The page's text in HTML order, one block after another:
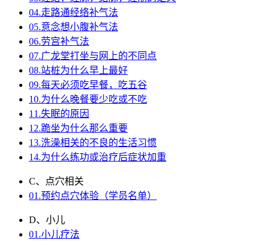
04.走路通经络补气法
05.意念想小腹补气法
06.劳宫补气法
07.广龙堂打坐与网上的不同点
08.站桩为什么早上最好
09.每天必须吃早餐，吃五谷
10.为什么晚餐要少吃或不吃
11.失眠的原因
12.跪坐为什么那么重要
13.洗澡相关的不良的生活习惯
14.为什么练功或治疗后症状加重
C、点穴相关
01.预约点穴体验（学员名单）
D、小儿
01.小儿疗法